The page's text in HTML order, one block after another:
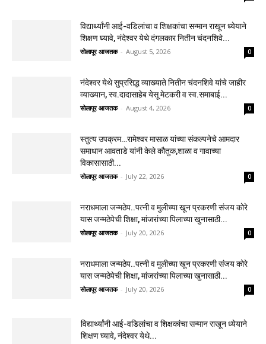
विद्यार्थ्यांनी आई-वडिलांचा व शिक्षकांचा सन्मान राखून ध्येयाने
शिक्षण घ्यावे, नंदेश्वर येथे दंगलकार नितीन चंदनशिवे...
सोलापूर आजतक - August 5, 2026 0
नंदेश्वर येथे सुप्रसिद्ध व्याख्याते नितीन चंदनशिवे यांचे जाहीर
व्याख्यान, स्व.दादासाहेब येसू मेटकरी व स्व.समाबाई...
सोलापूर आजतक - August 4, 2026 0
स्तुत्य उपक्रम…रामेश्वर मासाळ यांच्या संकल्पनेचे आमदार
समाधान आवताडे यांनी केले कौतुक,शाळा व गावाच्या
विकासासाठी...
सोलापूर आजतक - July 22, 2026 0
नराधमाला जन्मठेप..पत्नी व मुलीच्या खून प्रकरणी संजय कोरे
यास जन्मठेपेची शिक्षा, मांजरांच्या पिलाच्या खुनासाठी...
सोलापूर आजतक - July 20, 2026 0
नराधमाला जन्मठेप..पत्नी व मुलीच्या खून प्रकरणी संजय कोरे
यास जन्मठेपेची शिक्षा, मांजरांच्या पिलाच्या खुनासाठी...
सोलापूर आजतक - July 20, 2026 0
विद्यार्थ्यांनी आई-वडिलांचा व शिक्षकांचा सन्मान राखून ध्येयाने
शिक्षण घ्यावे, नंदेश्वर येथे...